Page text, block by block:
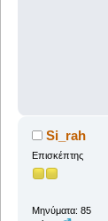
Si_rah
Επισκέπτης
Μηνύματα: 85